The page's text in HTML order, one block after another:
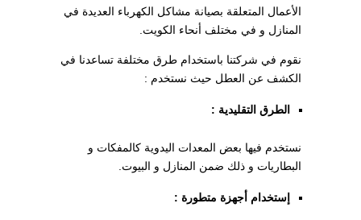
الأعمال المتعلقة بصيانة مشاكل الكهرباء العديدة في
المنازل و في مختلف أنحاء الكويت.
نقوم في شركتنا باستخدام طرق مختلفة تساعدنا في
الكشف عن العطل حيث نستخدم :
الطرق التقليدية :
نستخدم فيها بعض المعدات اليدوية كالمفكات و
البطاريات و ذلك ضمن المنازل و البيوت.
إستخدام أجهزة متطورة :